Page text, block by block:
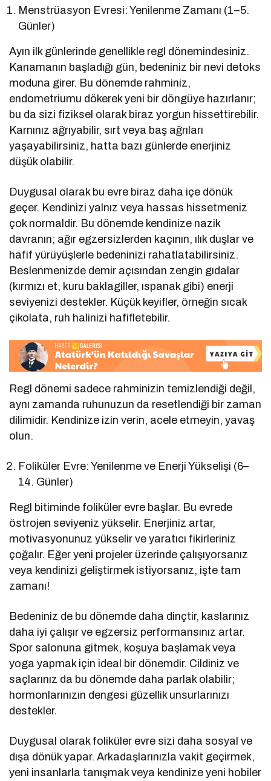
Menstrüasyon Evresi: Yenilenme Zamanı (1–5.
Günler)
Ayın ilk günlerinde genellikle regl dönemindesiniz.
Kanamanın başladığı gün, bedeniniz bir nevi detoks
moduna girer. Bu dönemde rahminiz,
endometriumu dökerek yeni bir döngüye hazırlanır;
bu da sizi fiziksel olarak biraz yorgun hissettirebilir.
Karnınız ağrıyabilir, sırt veya baş ağrıları
yaşayabilirsiniz, hatta bazı günlerde enerjiniz
düşük olabilir.
Duygusal olarak bu evre biraz daha içe dönük
geçer. Kendinizi yalnız veya hassas hissetmeniz
çok normaldir. Bu dönemde kendinize nazik
davranın; ağır egzersizlerden kaçının, ılık duşlar ve
hafif yürüyüşlerle bedeninizi rahatlatabilirsiniz.
Beslenmenizde demir açısından zengin gıdalar
(kırmızı et, kuru baklagiller, ıspanak gibi) enerji
seviyenizi destekler. Küçük keyifler, örneğin sıcak
çikolata, ruh halinizi hafifletebilir.
Regl dönemi sadece rahminizin temizlendiği değil,
aynı zamanda ruhunuzun da resetlendiği bir zaman
dilimidir. Kendinize izin verin, acele etmeyin, yavaş
olun.
Foliküler Evre: Yenilenme ve Enerji Yükselişi (6–
14. Günler)
Regl bitiminde foliküler evre başlar. Bu evrede
östrojen seviyeniz yükselir. Enerjiniz artar,
motivasyonunuz yükselir ve yaratıcı fikirleriniz
çoğalır. Eğer yeni projeler üzerinde çalışıyorsanız
veya kendinizi geliştirmek istiyorsanız, işte tam
zamanı!
Bedeniniz de bu dönemde daha dinçtir, kaslarınız
daha iyi çalışır ve egzersiz performansınız artar.
Spor salonuna gitmek, koşuya başlamak veya
yoga yapmak için ideal bir dönemdir. Cildiniz ve
saçlarınız da bu dönemde daha parlak olabilir;
hormonlarınızın dengesi güzellik unsurlarınızı
destekler.
Duygusal olarak foliküler evre sizi daha sosyal ve
dışa dönük yapar. Arkadaşlarınızla vakit geçirmek,
yeni insanlarla tanışmak veya kendinize yeni hobiler